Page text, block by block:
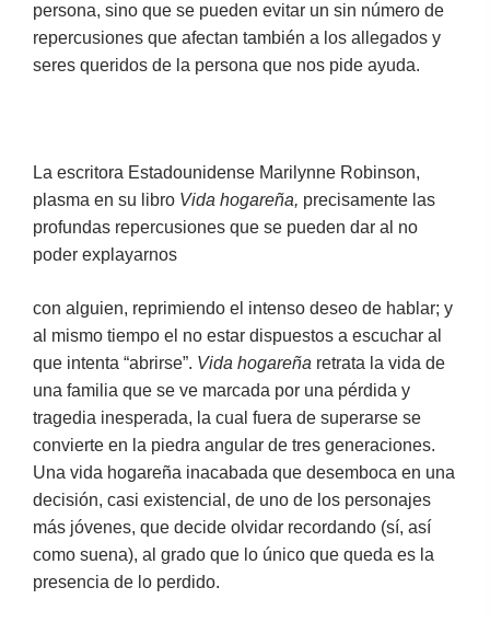
persona, sino que se pueden evitar un sin número de
repercusiones que afectan también a los allegados y
seres queridos de la persona que nos pide ayuda.
La escritora Estadounidense Marilynne Robinson,
plasma en su libro Vida hogareña, precisamente las
profundas repercusiones que se pueden dar al no
poder explayarnos
con alguien, reprimiendo el intenso deseo de hablar; y
al mismo tiempo el no estar dispuestos a escuchar al
que intenta “abrirse”. Vida hogareña retrata la vida de
una familia que se ve marcada por una pérdida y
tragedia inesperada, la cual fuera de superarse se
convierte en la piedra angular de tres generaciones.
Una vida hogareña inacabada que desemboca en una
decisión, casi existencial, de uno de los personajes
más jóvenes, que decide olvidar recordando (sí, así
como suena), al grado que lo único que queda es la
presencia de lo perdido.